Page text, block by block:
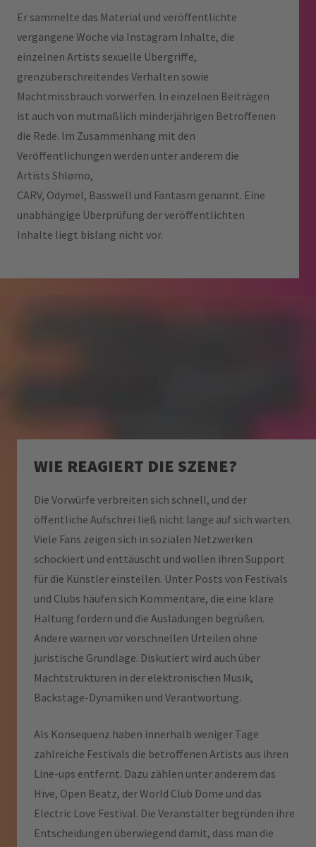
Er sammelte das Material und veröffentlichte
vergangene Woche via Instagram Inhalte, die
einzelnen Artists sexuelle Übergriffe,
grenzüberschreitendes Verhalten sowie
Machtmissbrauch vorwerfen. In einzelnen Beiträgen
ist auch von mutmaßlich minderjährigen Betroffenen
die Rede. Im Zusammenhang mit den
Veröffentlichungen werden unter anderem die
Artists Shlømo,
CARV, Odymel, Basswell und Fantasm genannt. Eine
unabhängige Überprüfung der veröffentlichten
Inhalte liegt bislang nicht vor.
WIE REAGIERT DIE SZENE?
Die Vorwürfe verbreiten sich schnell, und der
öffentliche Aufschrei ließ nicht lange auf sich warten.
Viele Fans zeigen sich in sozialen Netzwerken
schockiert und enttäuscht und wollen ihren Support
für die Künstler einstellen. Unter Posts von Festivals
und Clubs häufen sich Kommentare, die eine klare
Haltung fordern und die Ausladungen begrüßen.
Andere warnen vor vorschnellen Urteilen ohne
juristische Grundlage. Diskutiert wird auch über
Machtstrukturen in der elektronischen Musik,
Backstage-Dynamiken und Verantwortung.
Als Konsequenz haben innerhalb weniger Tage
zahlreiche Festivals die betroffenen Artists aus ihren
Line-ups entfernt. Dazu zählen unter anderem das
Hive, Open Beatz, der World Club Dome und das
Electric Love Festival. Die Veranstalter begründen ihre
Entscheidungen überwiegend damit, dass man die